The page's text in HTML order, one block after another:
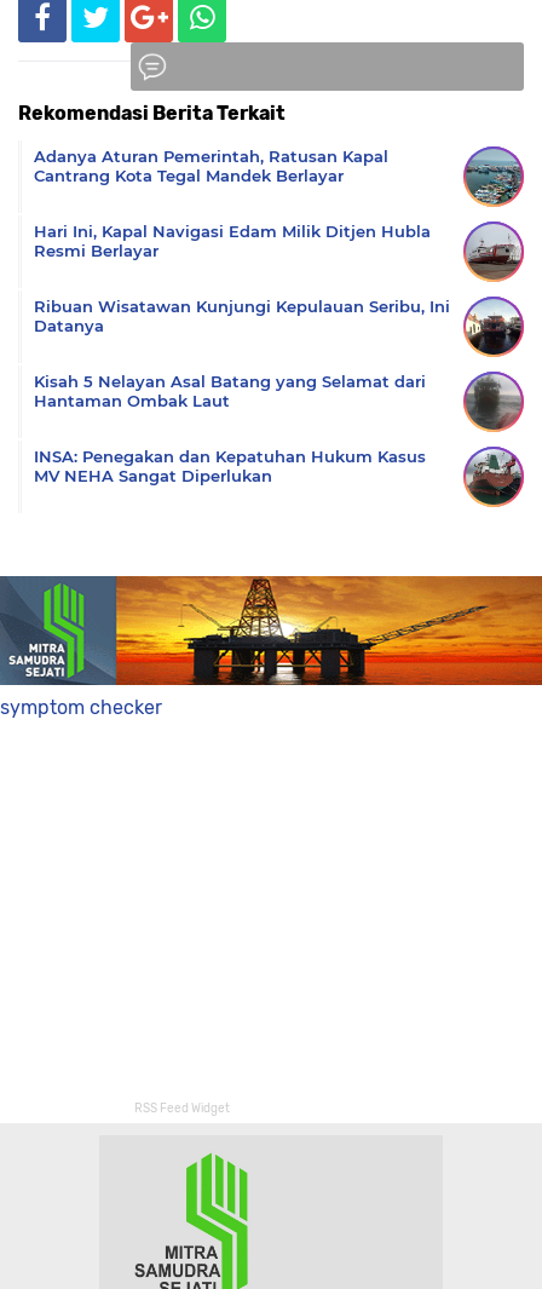
Rekomendasi Berita Terkait
Adanya Aturan Pemerintah, Ratusan Kapal
Cantrang Kota Tegal Mandek Berlayar
Hari Ini, Kapal Navigasi Edam Milik Ditjen Hubla
Resmi Berlayar
Ribuan Wisatawan Kunjungi Kepulauan Seribu, Ini
Datanya
Kisah 5 Nelayan Asal Batang yang Selamat dari
Hantaman Ombak Laut
INSA: Penegakan dan Kepatuhan Hukum Kasus
MV NEHA Sangat Diperlukan
symptom checker
RSS Feed Widget